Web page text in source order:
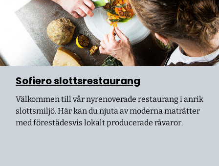
Sofiero slottsrestaurang
Välkommen till vår nyrenoverade restaurang i anrik
slottsmiljö. Här kan du njuta av moderna maträtter
med förestädesvis lokalt producerade råvaror.